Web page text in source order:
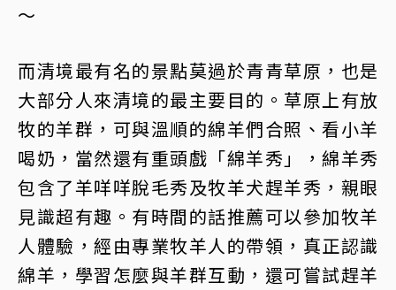
～
而清境最有名的景點莫過於青青草原，也是
大部分人來清境的最主要目的。草原上有放
牧的羊群，可與溫順的綿羊們合照、看小羊
喝奶，當然還有重頭戲「綿羊秀」，綿羊秀
包含了羊咩咩脫毛秀及牧羊犬趕羊秀，親眼
見識超有趣。有時間的話推薦可以參加牧羊
人體驗，經由專業牧羊人的帶領，真正認識
綿羊，學習怎麼與羊群互動，還可嘗試趕羊